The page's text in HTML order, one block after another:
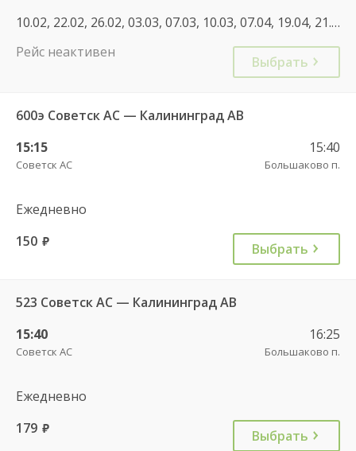
10.02, 22.02, 26.02, 03.03, 07.03, 10.03, 07.04, 19.04, 21.04, 28.04, 05.05, 20.05, 09.06, 16.06, 23.06, 30.06, 01.07, 08.07, 07.07, 14.07, 21.07, 28.07, 04.08, 11.08, 18.08, 25.08, 01.09, 08.09, 10.09, 22.09, 29.09, 01.10, 08.10, 29.10, 19.11, 10.12, 02.01, 02.01, 03.01, 19.01, 16.02, 22.02, 25.02, 22.02, 25.02, 07.03, 10.03, 01.03, 27.04, 01.05, 08.05, 03.05, 05.05, 12.06, 11.06, 20.07, 27.07, 03.08, 02.11, 05.10
Рейс неактивен
Выбрать
600э Советск АС — Калининград АВ
15:15
Советск АС
15:40
Большаково п.
Ежедневно
150 руб. Выбрать
523 Советск АС — Калининград АВ
15:40
Советск АС
16:25
Большаково п.
Ежедневно
179 руб. Выбрать